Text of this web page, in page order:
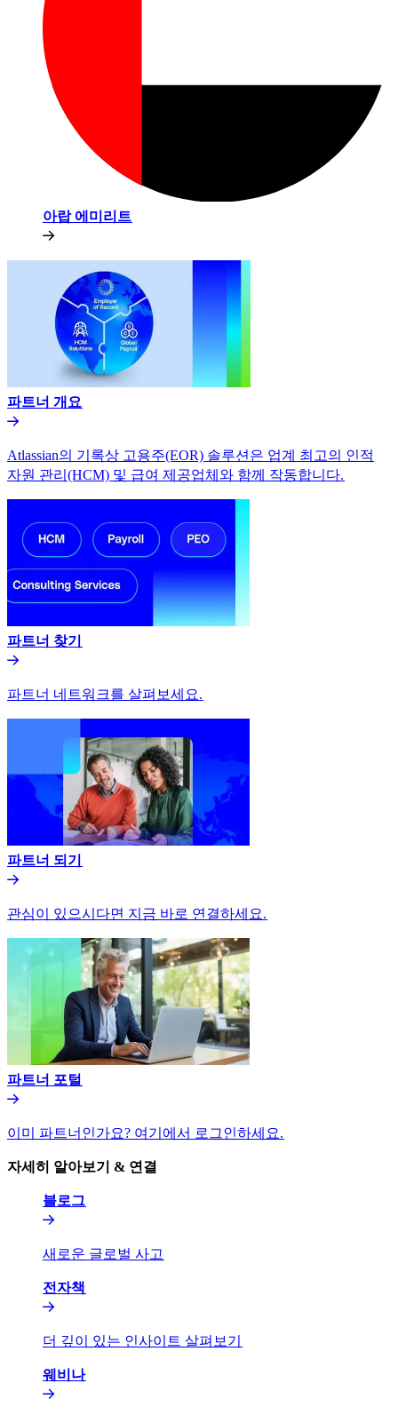
아랍 에미리트​​
파트너 개요​​
Atlassian의 기록상 고용주(EOR) 솔루션은 업계 최고의 인적
자원 관리(HCM) 및 급여 제공업체와 함께 작동합니다.​​
파트너 찾기​​
파트너 네트워크를 살펴보세요.​​
파트너 되기​​
관심이 있으시다면 지금 바로 연결하세요.​​
파트너 포털​​
이미 파트너인가요? 여기에서 로그인하세요.​​
자세히 알아보기 & 연결​​
블로그​​
새로운 글로벌 사고​​
전자책​​
더 깊이 있는 인사이트 살펴보기​​
웨비나​​